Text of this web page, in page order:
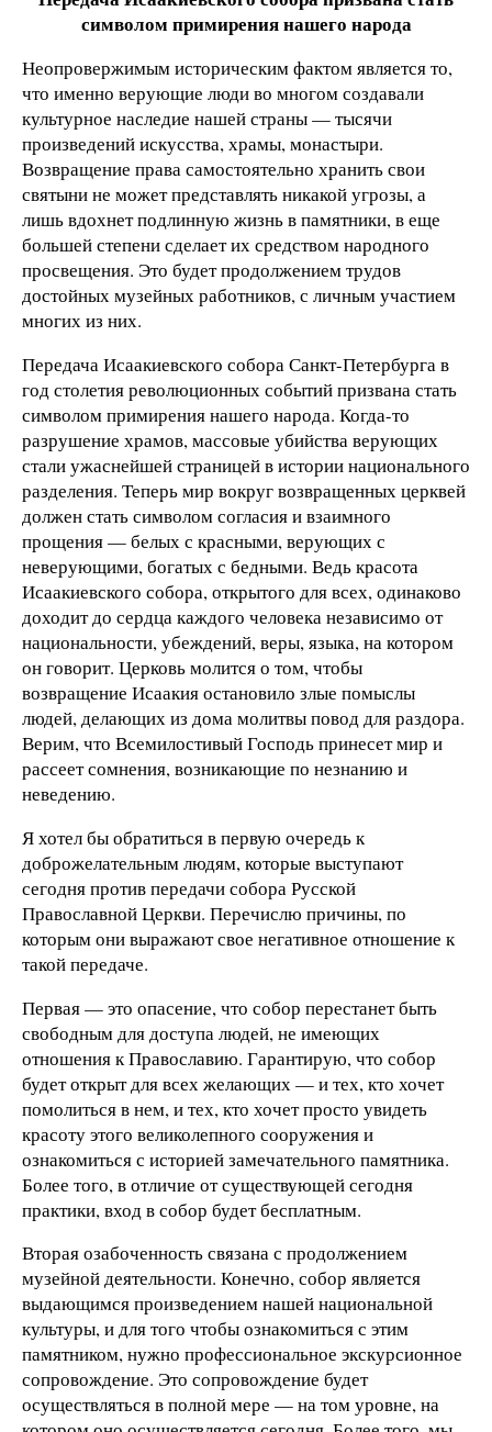
символом примирения нашего народа
Неопровержимым историческим фактом является то,
что именно верующие люди во многом создавали
культурное наследие нашей страны — тысячи
произведений искусства, храмы, монастыри.
Возвращение права самостоятельно хранить свои
святыни не может представлять никакой угрозы, а
лишь вдохнет подлинную жизнь в памятники, в еще
большей степени сделает их средством народного
просвещения. Это будет продолжением трудов
достойных музейных работников, с личным участием
многих из них.
Передача Исаакиевского собора Санкт-Петербурга в
год столетия революционных событий призвана стать
символом примирения нашего народа. Когда-то
разрушение храмов, массовые убийства верующих
стали ужаснейшей страницей в истории национального
разделения. Теперь мир вокруг возвращенных церквей
должен стать символом согласия и взаимного
прощения — белых с красными, верующих с
неверующими, богатых с бедными. Ведь красота
Исаакиевского собора, открытого для всех, одинаково
доходит до сердца каждого человека независимо от
национальности, убеждений, веры, языка, на котором
он говорит. Церковь молится о том, чтобы
возвращение Исаакия остановило злые помыслы
людей, делающих из дома молитвы повод для раздора.
Верим, что Всемилостивый Господь принесет мир и
рассеет сомнения, возникающие по незнанию и
неведению.
Я хотел бы обратиться в первую очередь к
доброжелательным людям, которые выступают
сегодня против передачи собора Русской
Православной Церкви. Перечислю причины, по
которым они выражают свое негативное отношение к
такой передаче.
Первая — это опасение, что собор перестанет быть
свободным для доступа людей, не имеющих
отношения к Православию. Гарантирую, что собор
будет открыт для всех желающих — и тех, кто хочет
помолиться в нем, и тех, кто хочет просто увидеть
красоту этого великолепного сооружения и
ознакомиться с историей замечательного памятника.
Более того, в отличие от существующей сегодня
практики, вход в собор будет бесплатным.
Вторая озабоченность связана с продолжением
музейной деятельности. Конечно, собор является
выдающимся произведением нашей национальной
культуры, и для того чтобы ознакомиться с этим
памятником, нужно профессиональное экскурсионное
сопровождение. Это сопровождение будет
осуществляться в полной мере — на том уровне, на